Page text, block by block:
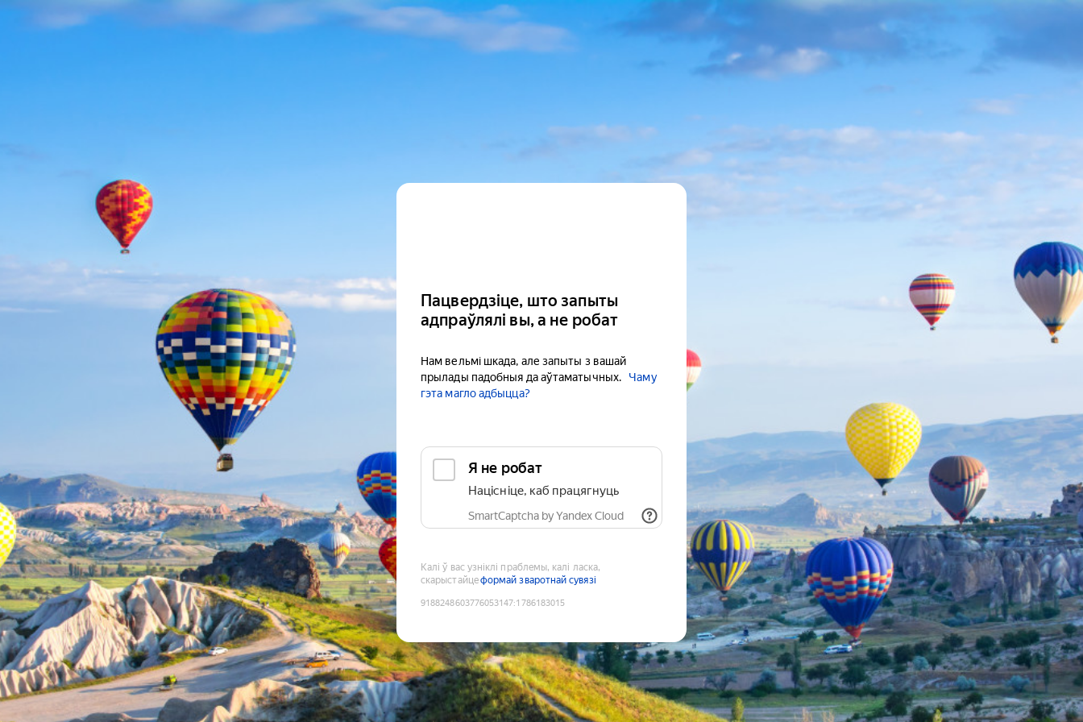
Пацвердзіце, што запыты
адпраўлялі вы, а не робат
Нам вельмі шкада, але запыты з вашай
прылады падобныя да аўтаматычных.
Чаму
гэта магло адбыцца?
Я не робат
Націсніце, каб працягнуць
SmartCaptcha by Yandex Cloud
Калі ў вас узніклі праблемы, калі ласка,
скарыстайцеформай зваротнай сувязі
9188248603776053147:1786183015